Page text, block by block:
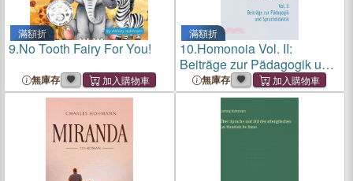
滿額折
9.No Tooth Fairy For You!
無庫存
滿額折
10.Homonoia Vol. II:
Beiträge zur Pädagogik und
Sprachdidaktik
無庫存